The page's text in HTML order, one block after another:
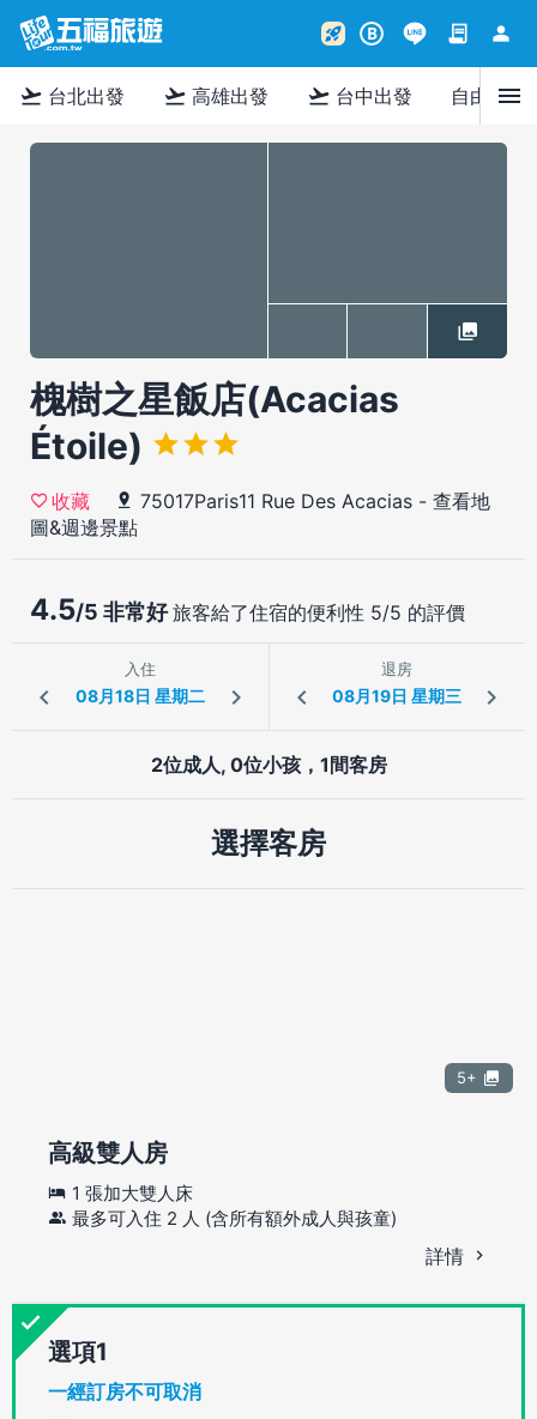
rocket_launch B contract person
flight_takeoff 台北出發 flight_takeoff 高雄出發 flight_takeoff 台中出發 自由行menu
槐樹之星飯店(Acacias
Étoile)
收藏 75017Paris11 Rue Des Acacias - 查看地
圖&週邊景點
4.5/5 非常好旅客給了住宿的便利性 5/5 的評價
入住 退房
2位成人, 0位小孩，1間客房
選擇客房
5+
高級雙人房
1 張加大雙人床
最多可入住 2 人 (含所有額外成人與孩童)
詳情
選項
一經訂房不可取消